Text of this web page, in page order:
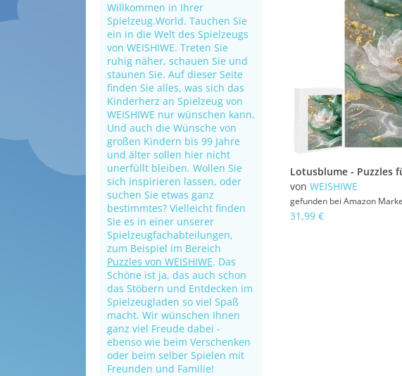
Willkommen in Ihrer
Spielzeug.World. Tauchen Sie
ein in die Welt des Spielzeugs
von WEISHIWE. Treten Sie
ruhig näher, schauen Sie und
staunen Sie. Auf dieser Seite
finden Sie alles, was sich das
Kinderherz an Spielzeug von
WEISHIWE nur wünschen kann.
Und auch die Wünsche von
großen Kindern bis 99 Jahre
und älter sollen hier nicht
unerfüllt bleiben. Wollen Sie
sich inspirieren lassen, oder
suchen Sie etwas ganz
bestimmtes? Vielleicht finden
Sie es in einer unserer
Spielzeugfachabteilungen,
zum Beispiel im Bereich
Puzzles von WEISHIWE. Das
Schöne ist ja, das auch schon
das Stöbern und Entdecken im
Spielzeugladen so viel Spaß
macht. Wir wünschen Ihnen
ganz viel Freude dabei -
ebenso wie beim Verschenken
oder beim selber Spielen mit
Freunden und Familie!
von WEISHIWE
gefunden bei Amazon
31,99 €